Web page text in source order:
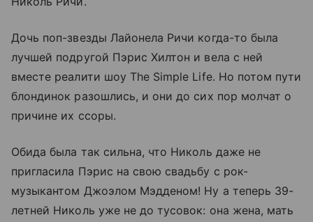
Дочь поп-звезды Лайонела Ричи когда-то была
лучшей подругой Пэрис Хилтон и вела с ней
вместе реалити шоу The Simple Life. Но потом пути
блондинок разошлись, и они до сих пор молчат о
причине их ссоры.
Обида была так сильна, что Николь даже не
пригласила Пэрис на свою свадьбу с рок-
музыкантом Джоэлом Мэдденом! Ну а теперь 39-
летней Николь уже не до тусовок: она жена, мать